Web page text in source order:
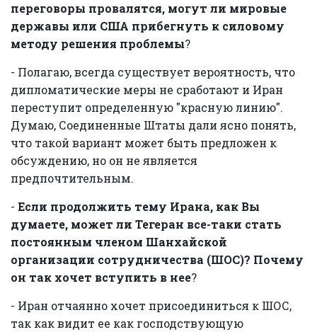
переговоры провалятся, могут ли мировые
державы или США прибегнуть к силовому
методу решения проблемы?
- Полагаю, всегда существует вероятность, что
дипломатические меры не сработают и Иран
переступит определенную "красную линию".
Думаю, Соединенные Штаты дали ясно понять,
что такой вариант может быть предложен к
обсуждению, но он не является
предпочтительным.
- Если продолжить тему Ирана, как Вы
думаете, может ли Тегеран все-таки стать
постоянным членом Шанхайской
организации сотрудничества (ШОС)? Почему
он так хочет вступить в нее?
- Иран отчаянно хочет присоединиться к ШОС,
так как видит ее как господствующую